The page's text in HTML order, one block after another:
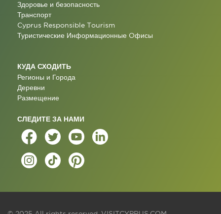
Здоровье и безопасность
Транспорт
Cyprus Responsible Tourism
Туристические Информационные Oфисы
КУДА СХОДИТЬ
Регионы и Города
Деревни
Размещение
СЛЕДИТЕ ЗА НАМИ